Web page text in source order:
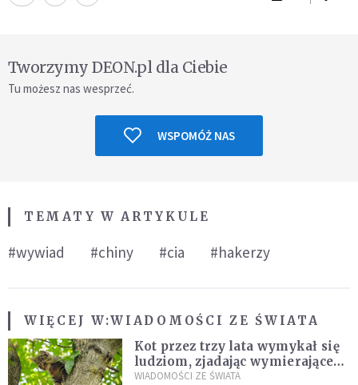
Tworzymy DEON.pl dla Ciebie
Tu możesz nas wesprzeć.
WSPOMÓŻ NAS
TEMATY W ARTYKULE
#wywiad #chiny #cia #hakerzy
WIĘCEJ W:WIADOMOŚCI ZE ŚWIATA
Kot przez trzy lata wymykał się
ludziom, zjadając wymierające
kaczki. W końcu popełnił
WIADOMOŚCI ZE ŚWIATA